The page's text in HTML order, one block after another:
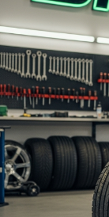
Ходова
ГРМ
Запчастини
Гальмівна